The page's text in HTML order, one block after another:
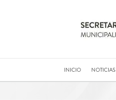
INICIO NOTICIAS